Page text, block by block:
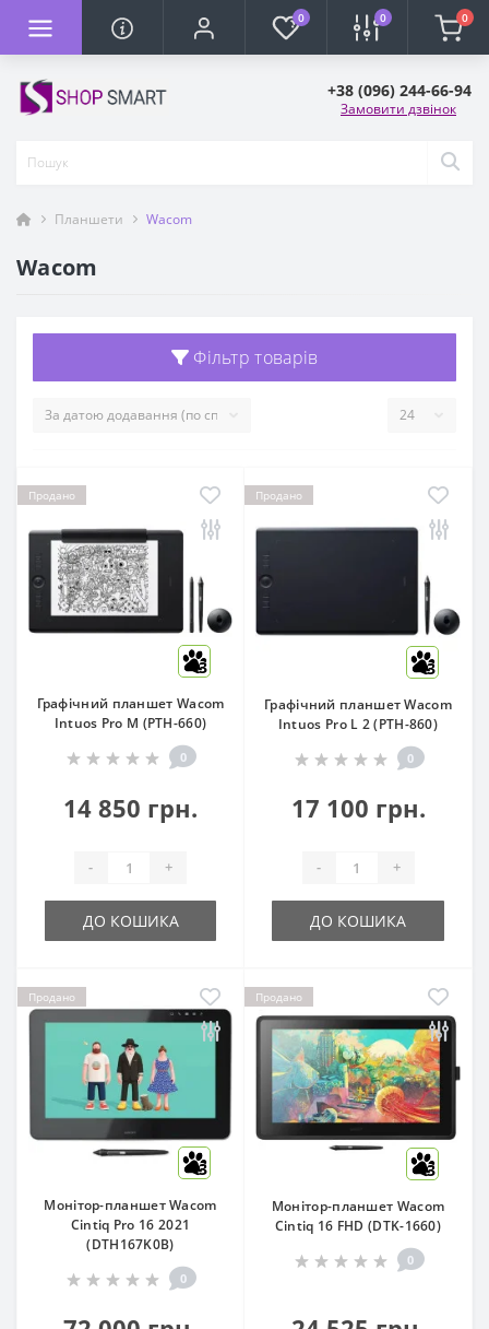
0 0 0
+38 (096) 244-66-94
Замовити дзвінок
Планшети Wacom
Wacom
Фільтр товарів
Продано
3
Графічний планшет Wacom
Intuos Pro M (PTH-660)
0
14 850 грн.
- +
ДО КОШИКА
Продано
3
Графічний планшет Wacom
Intuos Pro L 2 (PTH-860)
0
17 100 грн.
- +
ДО КОШИКА
Продано
3
Монітор-планшет Wacom
Cintiq Pro 16 2021
(DTH167K0B)
0
Продано
3
Монітор-планшет Wacom
Cintiq 16 FHD (DTK-1660)
0